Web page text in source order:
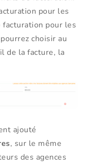
pour les
pour les
choisir au
de la facture, la
ajouté
, sur le même
des agences